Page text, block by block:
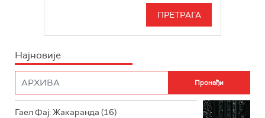
РАДИО БЕОГРАД 3
РАДИО РОКЕНРОЛЕР
ИНФО
Најновије
Гаел Фај: Жакаранда (16)